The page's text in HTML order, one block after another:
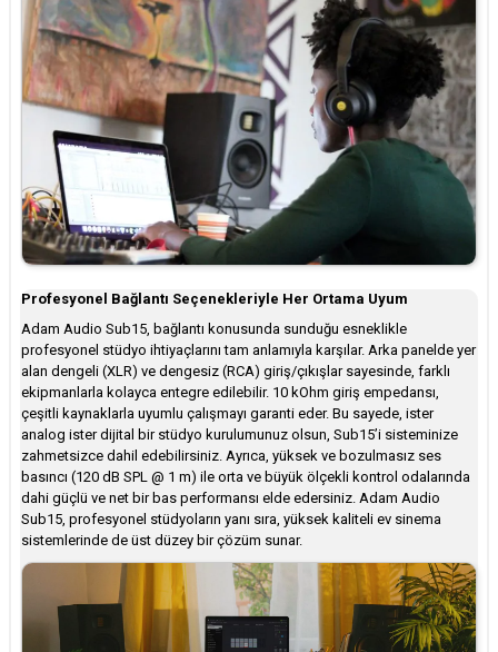
Profesyonel Bağlantı Seçenekleriyle Her Ortama Uyum
Adam Audio Sub15, bağlantı konusunda sunduğu esneklikle
profesyonel stüdyo ihtiyaçlarını tam anlamıyla karşılar. Arka panelde yer
alan dengeli (XLR) ve dengesiz (RCA) giriş/çıkışlar sayesinde, farklı
ekipmanlarla kolayca entegre edilebilir. 10 kOhm giriş empedansı,
çeşitli kaynaklarla uyumlu çalışmayı garanti eder. Bu sayede, ister
analog ister dijital bir stüdyo kurulumunuz olsun, Sub15’i sisteminize
zahmetsizce dahil edebilirsiniz. Ayrıca, yüksek ve bozulmasız ses
basıncı (120 dB SPL @ 1 m) ile orta ve büyük ölçekli kontrol odalarında
dahi güçlü ve net bir bas performansı elde edersiniz. Adam Audio
Sub15, profesyonel stüdyoların yanı sıra, yüksek kaliteli ev sinema
sistemlerinde de üst düzey bir çözüm sunar.